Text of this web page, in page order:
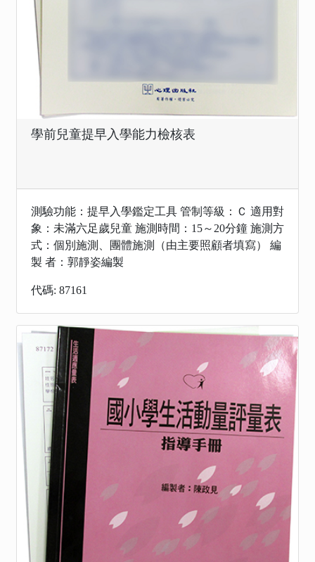
學前兒童提早入學能力檢核表
測驗功能：提早入學鑑定工具 管制等級：Ｃ 適用對
象：未滿六足歲兒童 施測時間：15～20分鐘 施測方
式：個別施測、團體施測（由主要照顧者填寫） 編
製 者：郭靜姿編製
代碼: 87161